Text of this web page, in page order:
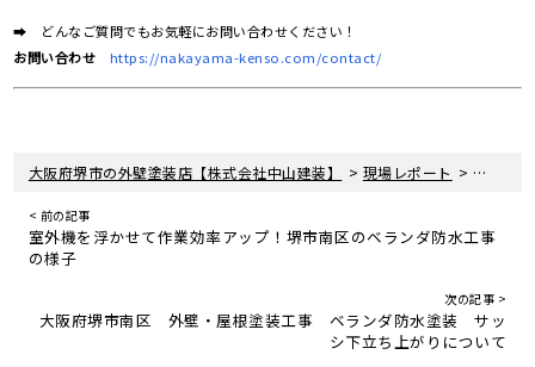
➡ どんなご質問でもお気軽にお問い合わせください！
お問い合わせ
https://nakayama-kenso.com/contact/
大阪府堺市の外壁塗装店【株式会社中山建装】 > 現場レポート > 大阪府
< 前の記事
室外機を浮かせて作業効率アップ！堺市南区のベランダ防水工事
の様子
次の記事 >
大阪府堺市南区 外壁・屋根塗装工事 ベランダ防水塗装 サッ
シ下立ち上がりについて